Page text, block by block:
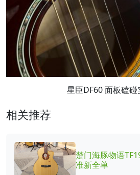
星臣DF60 面板磕碰
相关推荐
楚门海豚物语
准新全单